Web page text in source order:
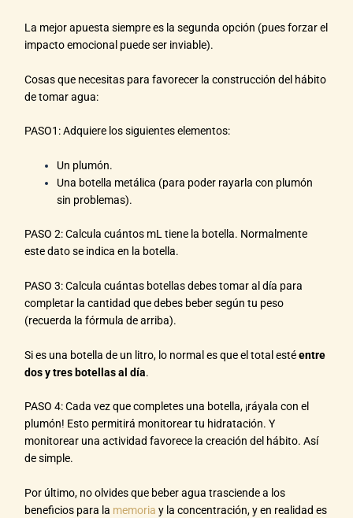
La mejor apuesta siempre es la segunda opción (pues forzar el
impacto emocional puede ser inviable).
Cosas que necesitas para favorecer la construcción del hábito
de tomar agua:
PASO1: Adquiere los siguientes elementos:
Un plumón.
Una botella metálica (para poder rayarla con plumón
sin problemas).
PASO 2: Calcula cuántos mL tiene la botella. Normalmente
este dato se indica en la botella.
PASO 3: Calcula cuántas botellas debes tomar al día para
completar la cantidad que debes beber según tu peso
(recuerda la fórmula de arriba).
Si es una botella de un litro, lo normal es que el total estéentre
dos y tres botellas al día.
PASO 4: Cada vez que completes una botella, ¡ráyala con el
plumón! Esto permitirá monitorear tu hidratación. Y
monitorear una actividad favorece la creación del hábito. Así
de simple.
Por último, no olvides que beber agua trasciende a los
beneficios para la memoria y la concentración, y en realidad es